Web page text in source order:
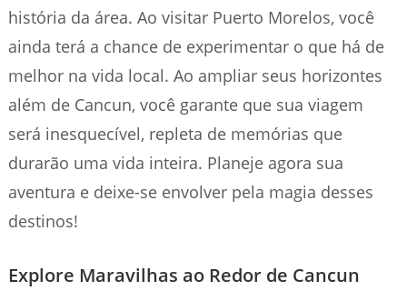
história da área. Ao visitar Puerto Morelos, você
ainda terá a chance de experimentar o que há de
melhor na vida local. Ao ampliar seus horizontes
além de Cancun, você garante que sua viagem
será inesquecível, repleta de memórias que
durarão uma vida inteira. Planeje agora sua
aventura e deixe-se envolver pela magia desses
destinos!
Explore Maravilhas ao Redor de Cancun